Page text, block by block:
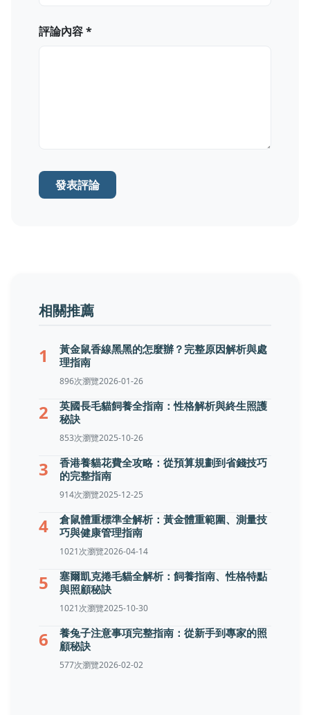
評論內容 *
發表評論
相關推薦
1
黃金鼠香線黑黑的怎麼辦？完整原因解析與處
理指南
896次瀏覽2026-01-26
2
英國長毛貓飼養全指南：性格解析與終生照護
秘訣
853次瀏覽2025-10-26
3
香港養貓花費全攻略：從預算規劃到省錢技巧
的完整指南
914次瀏覽2025-12-25
4
倉鼠體重標準全解析：黃金體重範圍、測量技
巧與健康管理指南
1021次瀏覽2026-04-14
5
塞爾凱克捲毛貓全解析：飼養指南、性格特點
與照顧秘訣
1021次瀏覽2025-10-30
6
養兔子注意事項完整指南：從新手到專家的照
顧秘訣
577次瀏覽2026-02-02